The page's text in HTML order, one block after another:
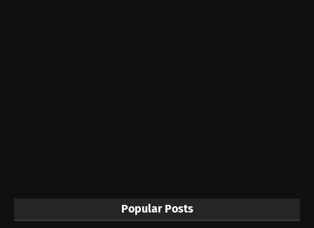
Popular Posts